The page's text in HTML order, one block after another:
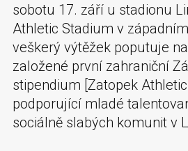
sobotu 17. září u stadionu
Athletic Stadium v
veškerý výtěžek poputuje
založené první zahraniční
stipendium [Zatopek
podporující mladé
sociálně slabých komunit v